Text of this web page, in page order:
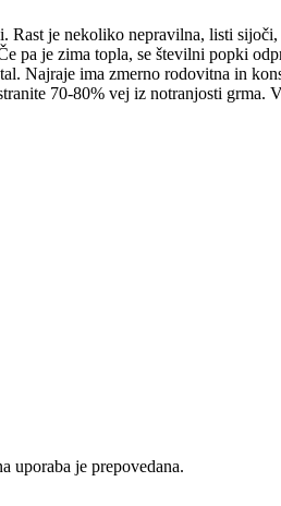
je nekoliko nepravilna, listi
je zima topla, se številni popki
Najraje ima zmerno rodovitna in
70-80% vej iz notranjosti grma.
uporaba je prepovedana.